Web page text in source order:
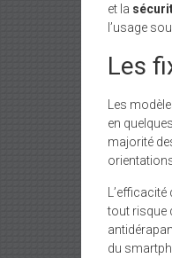
et la
l’usage
Les
Les
en
majorité
L’efficacité
tout risque
du